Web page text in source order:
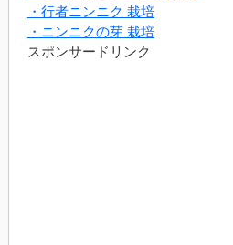
・行者ニンニク 栽培
・ニンニクの芽 栽培
スポンサードリンク